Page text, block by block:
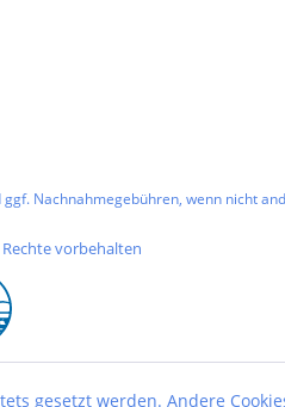
Nachnahmegebühren, wenn nicht
vorbehalten
gesetzt werden. Andere